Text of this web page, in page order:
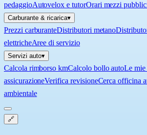
pedaggioAutovelox e tutorOrari mezzi
Carburante & ricarica▾
Prezzi carburanteDistributori metano
elettricheAree di servizio
Servizi auto▾
Calcola rimborso kmCalcolo bollo autoLe mie
assicurazioneVerifica revisioneCerca officina
ambientale
🔗